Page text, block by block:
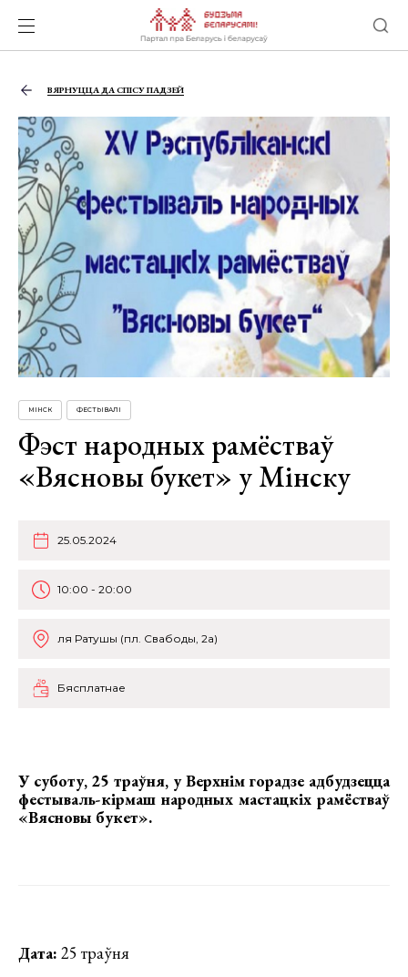
ВЯРНУЦЦА ДА СПІСУ ПАДЗЕЙ
МІНСК ФЕСТЫВАЛІ
Фэст народных рамёстваў
«Вясновы букет» у Мінску
25.05.2024
10:00 - 20:00
ля Ратушы (пл. Свабоды, 2а)
Бясплатнае
У суботу, 25 траўня, у Верхнім горадзе адбудзецца
фестываль-кірмаш народных мастацкіх рамёстваў
«Вясновы букет».
Дата: 25 траўня